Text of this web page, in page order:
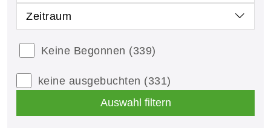
Zeitraum
Keine Begonnen (339)
keine ausgebuchten (331)
Auswahl filtern